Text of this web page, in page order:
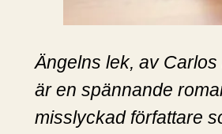
Ängelns lek, av Carlos
är en spännande
misslyckad författare